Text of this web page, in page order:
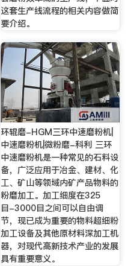
这套生产线流程的相关内容做简
要介绍。
环辊磨-HGM三环中速磨粉机|
中速磨粉机|微粉磨-科利 三环
中速磨粉机是一种常见的石料设
备，广泛应用于冶金、建材、化
工、矿山等领域内矿产品物料的
粉磨加工。加工细度在325
目-3000目之间可以自由调
节，现已成为重要的物料超细粉
加工设备及其他原材料深加工机
器，对现代高新技术产业的发展
具有重要意义。